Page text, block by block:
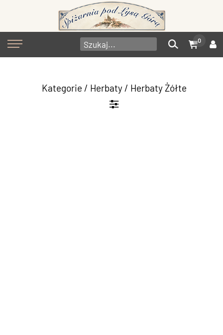
0
Kategorie / Herbaty/ Herbaty Żółte